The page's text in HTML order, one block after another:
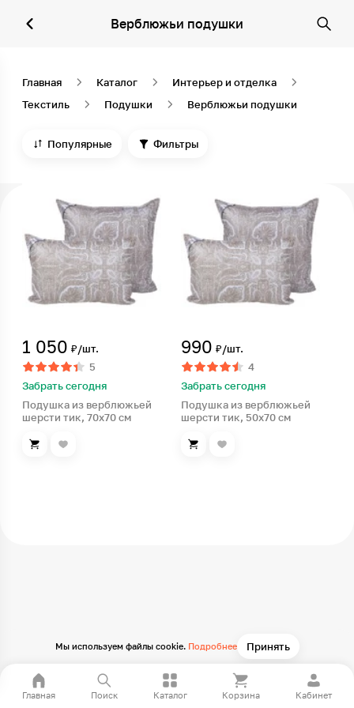
Верблюжьи подушки
Главная Каталог
Интерьер и отделка
Текстиль
Подушки Верблюжьи подушки
Популярные Фильтры
1 050 ₽/шт.
5
Забрать сегодня
Подушка из верблюжьей
шерсти тик, 70х70 см
990 ₽/шт.
4
Забрать сегодня
Подушка из верблюжьей
шерсти тик, 50х70 см
Главная Поиск Каталог Корзина Кабинет
Мы используем файлы cookie. Подробнее Принять